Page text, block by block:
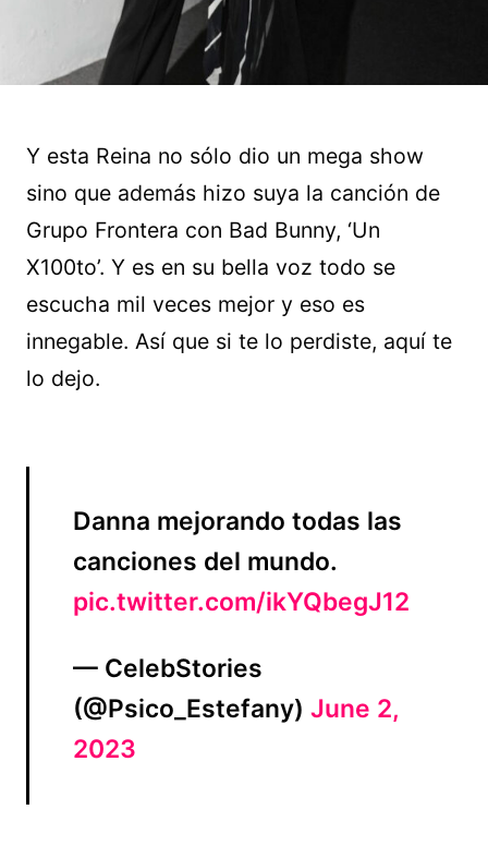
Y esta Reina no sólo dio un mega show
sino que además hizo suya la canción de
Grupo Frontera con Bad Bunny, ‘Un
X100to’. Y es en su bella voz todo se
escucha mil veces mejor y eso es
innegable. Así que si te lo perdiste, aquí te
lo dejo.
Danna mejorando todas las
canciones del mundo.
pic.twitter.com/ikYQbegJ12
— CelebStories
(@Psico_Estefany) June 2,
2023